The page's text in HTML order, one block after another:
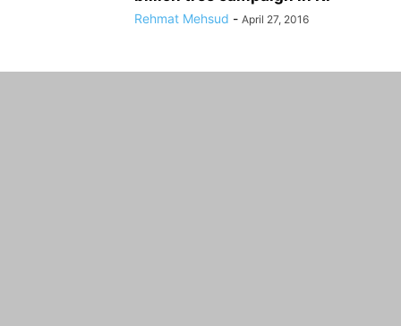
Rehmat Mehsud - April 27, 2016